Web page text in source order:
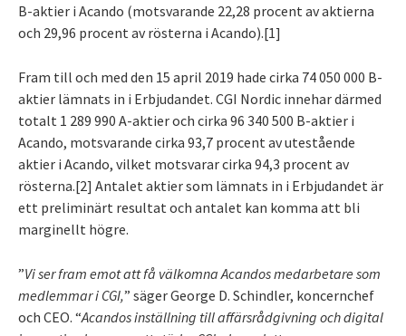
B-aktier i Acando (motsvarande 22,28 procent av aktierna
och 29,96 procent av rösterna i Acando).[1]
Fram till och med den 15 april 2019 hade cirka 74 050 000 B-
aktier lämnats in i Erbjudandet. CGI Nordic innehar därmed
totalt 1 289 990 A-aktier och cirka 96 340 500 B-aktier i
Acando, motsvarande cirka 93,7 procent av utestående
aktier i Acando, vilket motsvarar cirka 94,3 procent av
rösterna.[2] Antalet aktier som lämnats in i Erbjudandet är
ett preliminärt resultat och antalet kan komma att bli
marginellt högre.
”Vi ser fram emot att få välkomna Acandos medarbetare som
medlemmar i CGI,” säger George D. Schindler, koncernchef
och CEO. “Acandos inställning till affärsrådgivning och digital